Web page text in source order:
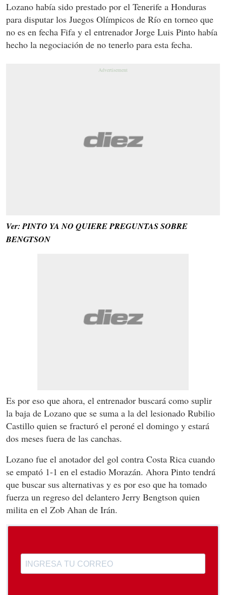
Lozano había sido prestado por el Tenerife a Honduras
para disputar los Juegos Olímpicos de Río en torneo que
no es en fecha Fifa y el entrenador Jorge Luis Pinto había
hecho la negociación de no tenerlo para esta fecha.
Ver: PINTO YA NO QUIERE PREGUNTAS SOBRE
BENGTSON
Es por eso que ahora, el entrenador buscará como suplir
la baja de Lozano que se suma a la del lesionado Rubilio
Castillo quien se fracturó el peroné el domingo y estará
dos meses fuera de las canchas.
Lozano fue el anotador del gol contra Costa Rica cuando
se empató 1-1 en el estadio Morazán. Ahora Pinto tendrá
que buscar sus alternativas y es por eso que ha tomado
fuerza un regreso del delantero Jerry Bengtson quien
milita en el Zob Ahan de Irán.